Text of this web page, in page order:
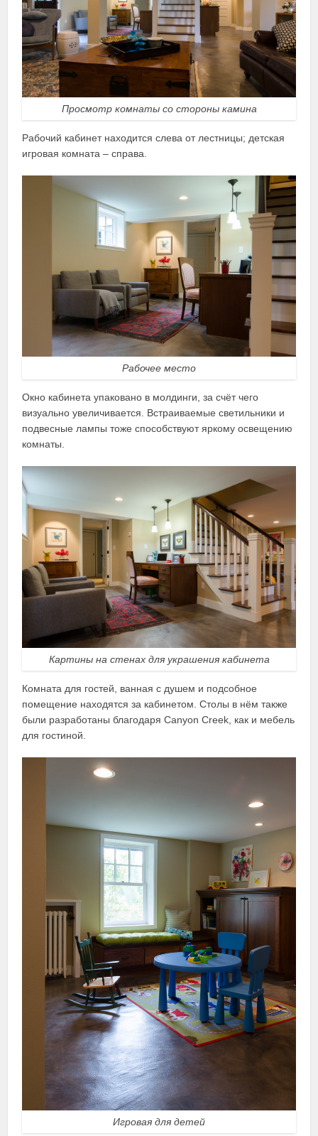
Просмотр комнаты со стороны камина
Рабочий кабинет находится слева от лестницы; детская
игровая комната – справа.
Рабочее место
Окно кабинета упаковано в молдинги, за счёт чего
визуально увеличивается. Встраиваемые светильники и
подвесные лампы тоже способствуют яркому освещению
комнаты.
Картины на стенах для украшения кабинета
Комната для гостей, ванная с душем и подсобное
помещение находятся за кабинетом. Столы в нём также
были разработаны благодаря Canyon Creek, как и мебель
для гостиной.
Игровая для детей